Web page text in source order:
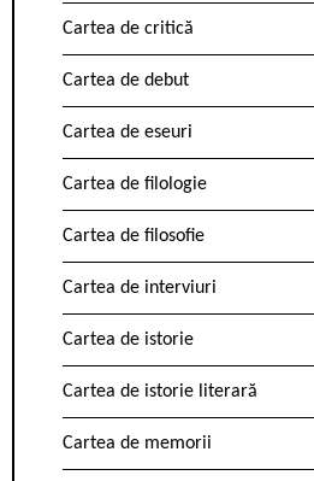
Cartea de critică
Cartea de debut
Cartea de eseuri
Cartea de filologie
Cartea de filosofie
Cartea de interviuri
Cartea de istorie
Cartea de istorie literară
Cartea de memorii